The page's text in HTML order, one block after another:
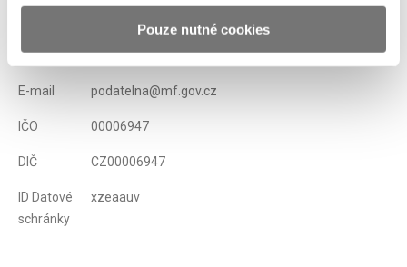
Pouze nutné cookies
Letenská 15, 118 10 Praha
Telefon +420 257 041 111
E-mail podatelna@mf.gov.cz
IČO 00006947
DIČ CZ00006947
ID Datové
schránky
xzeaauv